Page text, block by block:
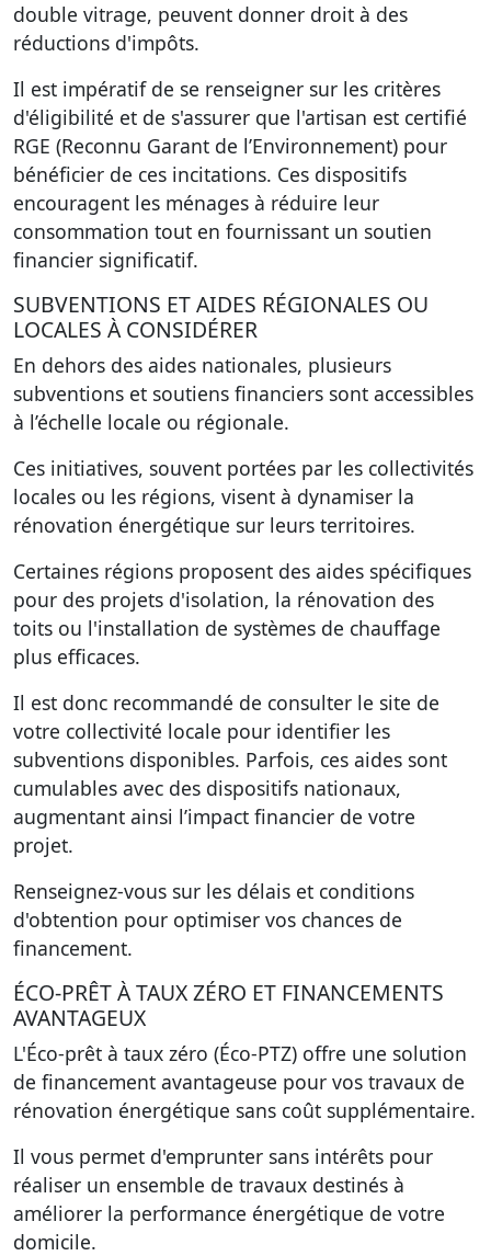
double vitrage, peuvent donner droit à des
réductions d'impôts.
Il est impératif de se renseigner sur les critères
d'éligibilité et de s'assurer que l'artisan est certifié
RGE (Reconnu Garant de l’Environnement) pour
bénéficier de ces incitations. Ces dispositifs
encouragent les ménages à réduire leur
consommation tout en fournissant un soutien
financier significatif.
SUBVENTIONS ET AIDES RÉGIONALES OU
LOCALES À CONSIDÉRER
En dehors des aides nationales, plusieurs
subventions et soutiens financiers sont accessibles
à l’échelle locale ou régionale.
Ces initiatives, souvent portées par les collectivités
locales ou les régions, visent à dynamiser la
rénovation énergétique sur leurs territoires.
Certaines régions proposent des aides spécifiques
pour des projets d'isolation, la rénovation des
toits ou l'installation de systèmes de chauffage
plus efficaces.
Il est donc recommandé de consulter le site de
votre collectivité locale pour identifier les
subventions disponibles. Parfois, ces aides sont
cumulables avec des dispositifs nationaux,
augmentant ainsi l’impact financier de votre
projet.
Renseignez-vous sur les délais et conditions
d'obtention pour optimiser vos chances de
financement.
ÉCO-PRÊT À TAUX ZÉRO ET FINANCEMENTS
AVANTAGEUX
L'Éco-prêt à taux zéro (Éco-PTZ) offre une solution
de financement avantageuse pour vos travaux de
rénovation énergétique sans coût supplémentaire.
Il vous permet d'emprunter sans intérêts pour
réaliser un ensemble de travaux destinés à
améliorer la performance énergétique de votre
domicile.